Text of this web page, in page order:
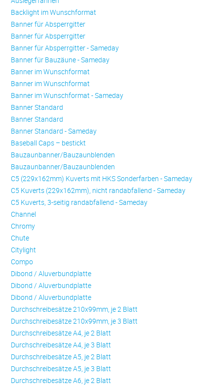
Backlight im Wunschformat
Banner für Absperrgitter
Banner für Absperrgitter
Banner für Absperrgitter - Sameday
Banner für Bauzäune - Sameday
Banner im Wunschformat
Banner im Wunschformat
Banner im Wunschformat - Sameday
Banner Standard
Banner Standard
Banner Standard - Sameday
Baseball Caps – bestickt
Bauzaunbanner/Bauzaunblenden
Bauzaunbanner/Bauzaunblenden
C5 (229x162mm) Kuverts mit HKS Sonderfarben - Sameday
C5 Kuverts (229x162mm), nicht randabfallend - Sameday
C5 Kuverts, 3-seitig randabfallend - Sameday
Channel
Chromy
Chute
Citylight
Compo
Dibond / Aluverbundplatte
Dibond / Aluverbundplatte
Dibond / Aluverbundplatte
Durchschreibesätze 210x99mm, je 2 Blatt
Durchschreibesätze 210x99mm, je 3 Blatt
Durchschreibesätze A4, je 2 Blatt
Durchschreibesätze A4, je 3 Blatt
Durchschreibesätze A5, je 2 Blatt
Durchschreibesätze A5, je 3 Blatt
Durchschreibesätze A6, je 2 Blatt